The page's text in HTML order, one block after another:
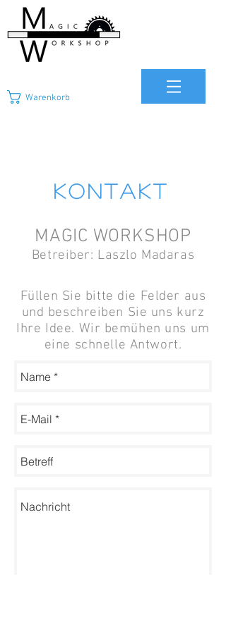
Warenkorb
Kontakt
MAGIC WORKSHOP
Betreiber: Laszlo Madaras
Füllen Sie bitte die Felder aus
und beschreiben Sie uns kurz
Ihre Idee. Wir bemühen uns um
eine schnelle Antwort.